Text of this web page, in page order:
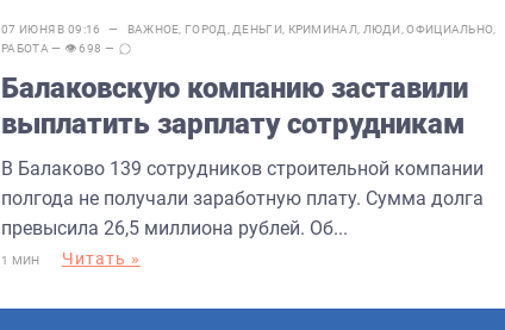
07 ИЮНЯ В 09:16 — ВАЖНОЕ ГОРОД ДЕНЬГИ, КРИМИНАЛ ЛЮДИ ,ОФИЦИАЛЬНО
РАБОТА — 👁 698 —
Балаковскую компанию заставили
выплатить зарплату сотрудникам
В Балаково 139 сотрудников строительной компании
полгода не получали заработную плату. Сумма долга
превысила 26,5 миллиона рублей. Об...
1 МИН Читать »